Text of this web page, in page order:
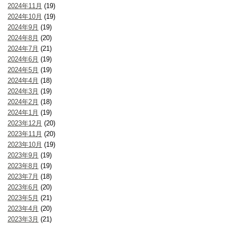
2024年11月 (19)
2024年10月 (19)
2024年9月 (19)
2024年8月 (20)
2024年7月 (21)
2024年6月 (19)
2024年5月 (19)
2024年4月 (18)
2024年3月 (19)
2024年2月 (18)
2024年1月 (19)
2023年12月 (20)
2023年11月 (20)
2023年10月 (19)
2023年9月 (19)
2023年8月 (19)
2023年7月 (18)
2023年6月 (20)
2023年5月 (21)
2023年4月 (20)
2023年3月 (21)